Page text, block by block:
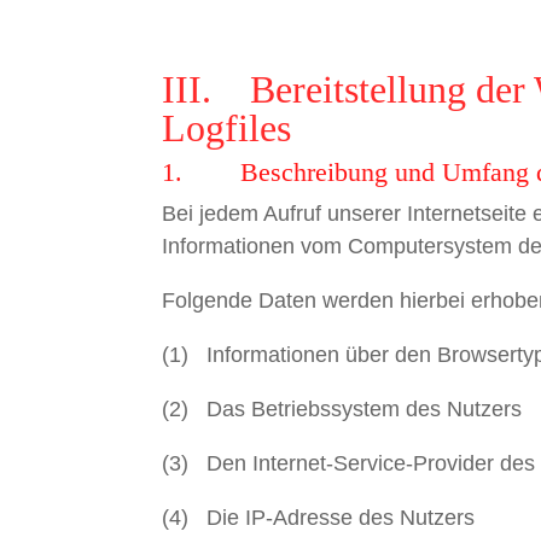
III. Bereitstellung der
Logfiles
1. Beschreibung und Umfang
Bei jedem Aufruf unserer Internetseite
Informationen vom Computersystem
Folgende Daten werden hierbei
(1) Informationen über den
(2) Das Betriebssystem des Nutzers
(3) Den Internet-Service-Provider des
(4) Die IP-Adresse des Nutzers